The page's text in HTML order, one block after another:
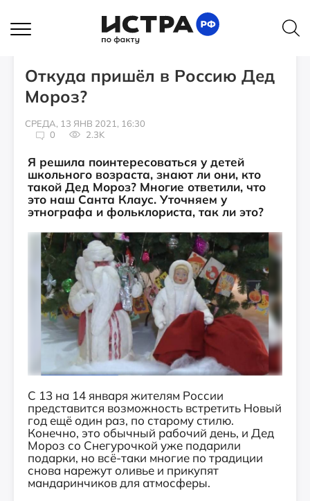
Откуда пришёл в Россию Дед
Мороз?
СРЕДА, 13 ЯНВ 2021, 16:30
0
2.3K
Я решила поинтересоваться у детей
школьного возраста, знают ли они, кто
такой Дед Мороз? Многие ответили, что
это наш Санта Клаус. Уточняем у
этнографа и фольклориста, так ли это?
С 13 на 14 января жителям России
представится возможность встретить Новый
год ещё один раз, по старому стилю.
Конечно, это обычный рабочий день, и Дед
Мороз со Снегурочкой уже подарили
подарки, но всё-таки многие по традиции
снова нарежут оливье и прикупят
мандаринчиков для атмосферы.